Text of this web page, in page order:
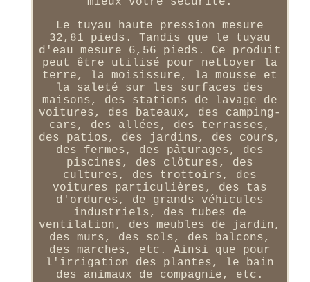
Le tuyau haute pression mesure
32,81 pieds. Tandis que le tuyau
d'eau mesure 6,56 pieds. Ce produit
peut être utilisé pour nettoyer la
terre, la moisissure, la mousse et
la saleté sur les surfaces des
maisons, des stations de lavage de
voitures, des bateaux, des camping-
cars, des allées, des terrasses,
des patios, des jardins, des cours,
des fermes, des pâturages, des
piscines, des clôtures, des
cultures, des trottoirs, des
voitures particulières, des tas
d'ordures, de grands véhicules
industriels, des tubes de
ventilation, des meubles de jardin,
des murs, des sols, des balcons,
des marches, etc. Ainsi que pour
l'irrigation des plantes, le bain
des animaux de compagnie, etc.